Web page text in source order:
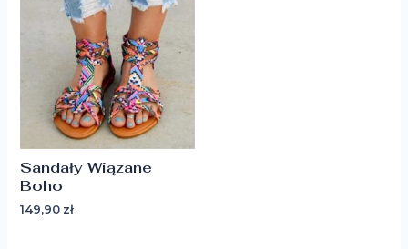
Sandały Wiązane
Boho
149,90 zł